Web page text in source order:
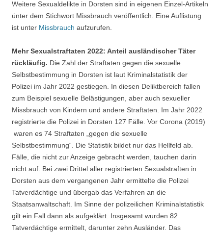
Weitere Sexualdelikte in Dorsten sind in eigenen Einzel-Artikeln
ünter dem Stichwort Missbrauch veröffentlich. Eine Auflistung
ist unter Missbrauch aufzurufen.
Mehr Sexualstraftaten 2022: Anteil ausländischer Täter
rückläufig. Die Zahl der Straftaten gegen die sexuelle
Selbstbestimmung in Dorsten ist laut Kriminalstatistik der
Polizei im Jahr 2022 gestiegen. In diesen Deliktbereich fallen
zum Beispiel sexuelle Belästigungen, aber auch sexueller
Missbrauch von Kindern und andere Straftaten. Im Jahr 2022
registrierte die Polizei in Dorsten 127 Fälle. Vor Corona (2019)
waren es 74 Straftaten „gegen die sexuelle
Selbstbestimmung“. Die Statistik bildet nur das Hellfeld ab.
Fälle, die nicht zur Anzeige gebracht werden, tauchen darin
nicht auf. Bei zwei Drittel aller registrierten Sexualstraften in
Dorsten aus dem vergangenen Jahr ermittelte die Polizei
Tatverdächtige und übergab das Verfahren an die
Staatsanwaltschaft. Im Sinne der polizeilichen Kriminalstatistik
gilt ein Fall dann als aufgeklärt. Insgesamt wurden 82
Tatverdächtige ermittelt, darunter zehn Ausländer. Das